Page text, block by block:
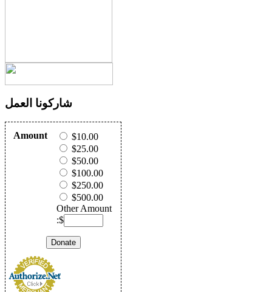
شاركونا العمل
Amount
$10.00
$25.00
$50.00
$100.00
$250.00
$500.00
Other Amount
:$